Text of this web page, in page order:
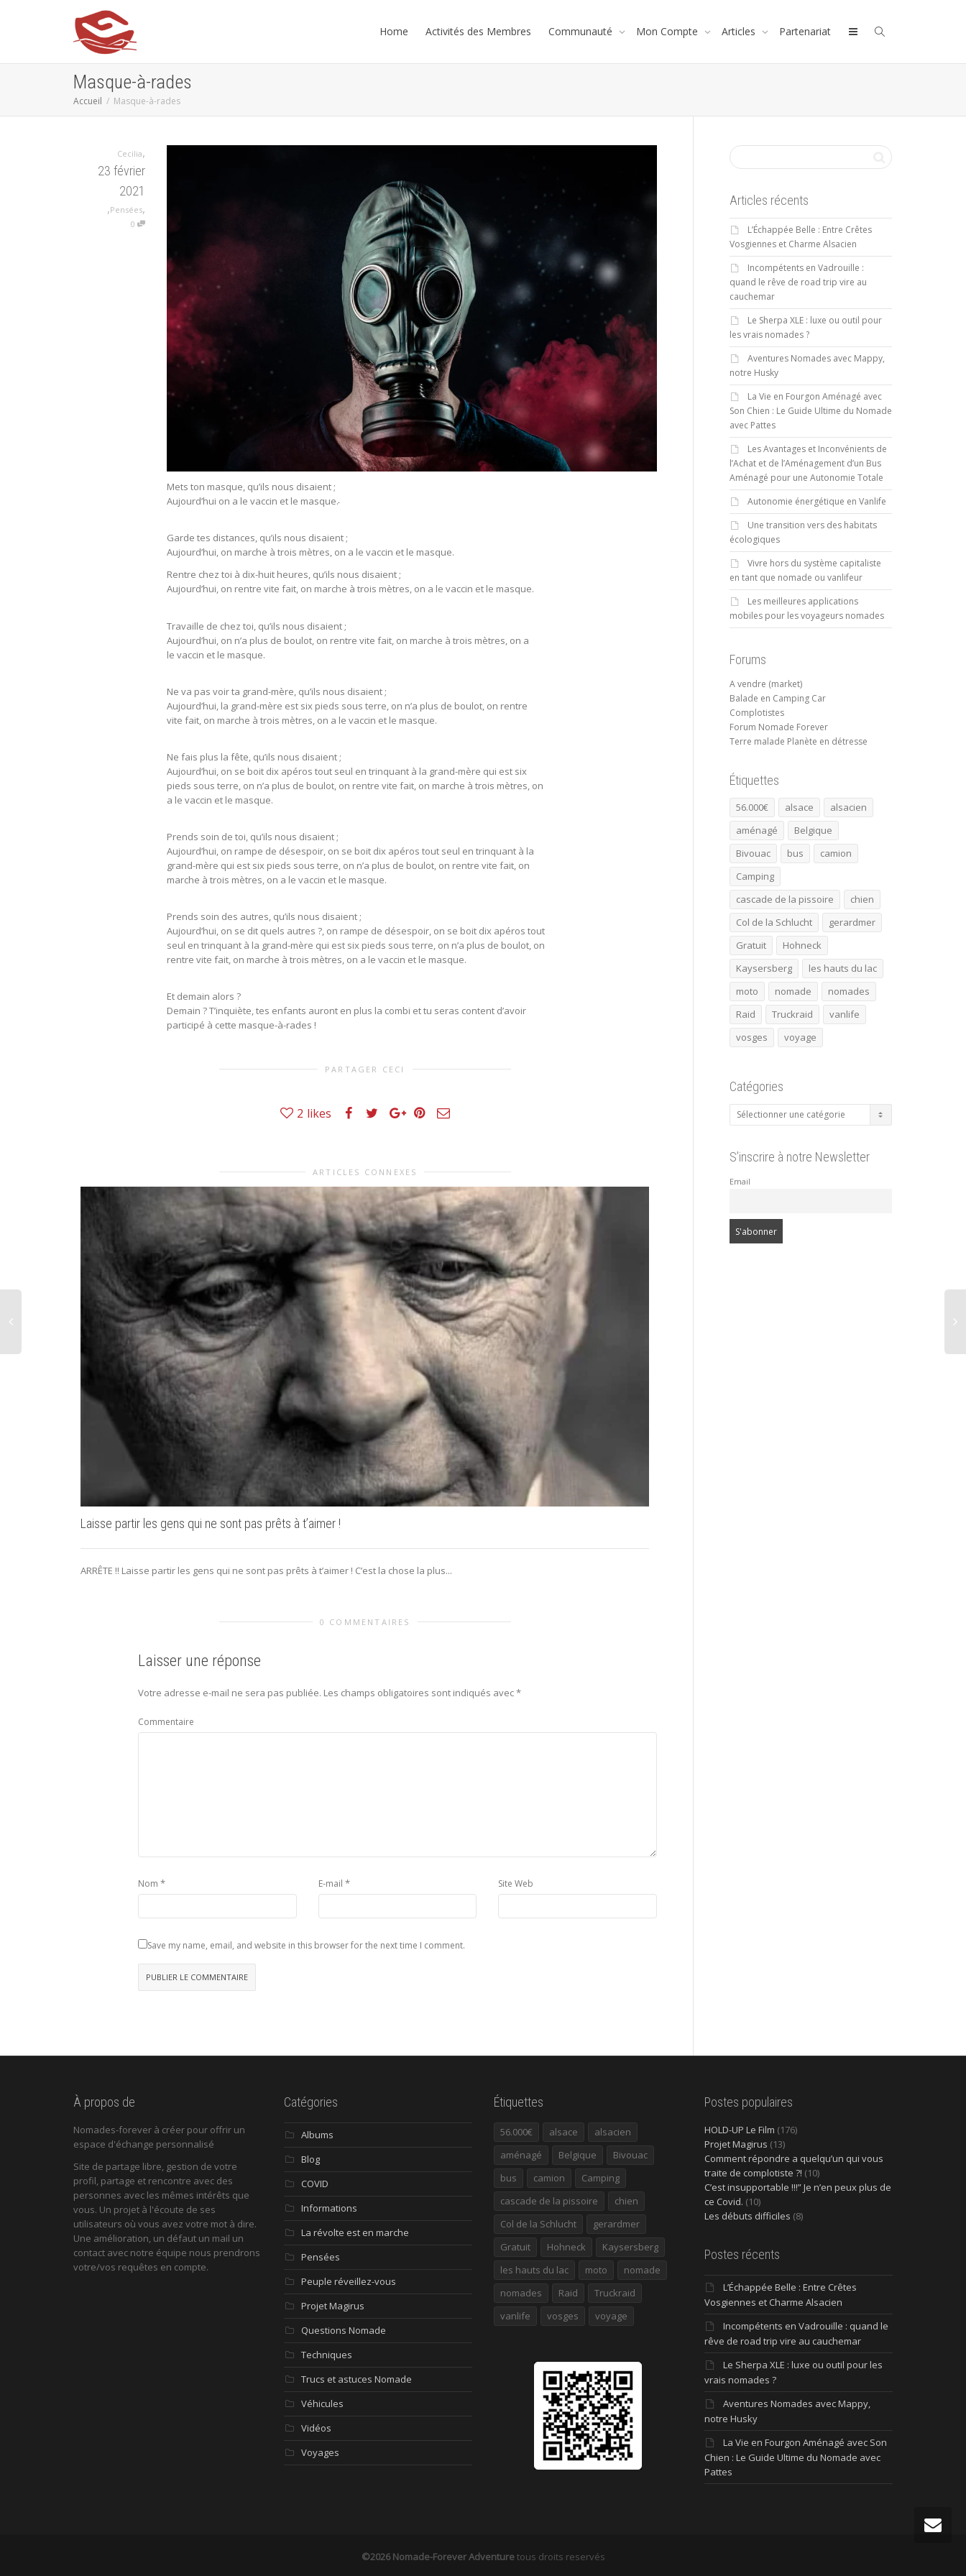
Home Activités des Membres Communauté Mon Compte Articles Partenariat
Masque-à-rades
Accueil Masque-à-rades
Cecilia,
23 février
2021
,Pensées,
0
Mets ton masque, qu’ils nous disaient ;
Aujourd’hui on a le vaccin et le masque.
Garde tes distances, qu’ils nous disaient ;
Aujourd’hui, on marche à trois mètres, on a le vaccin et le masque.
Rentre chez toi à dix-huit heures, qu’ils nous disaient ;
Aujourd’hui, on rentre vite fait, on marche à trois mètres, on a le vaccin et le masque.
Travaille de chez toi, qu’ils nous disaient ;
Aujourd’hui, on n’a plus de boulot, on rentre vite fait, on marche à trois mètres, on a
le vaccin et le masque.
Ne va pas voir ta grand-mère, qu’ils nous disaient ;
Aujourd’hui, la grand-mère est six pieds sous terre, on n’a plus de boulot, on rentre
vite fait, on marche à trois mètres, on a le vaccin et le masque.
Ne fais plus la fête, qu’ils nous disaient ;
Aujourd’hui, on se boit dix apéros tout seul en trinquant à la grand-mère qui est six
pieds sous terre, on n’a plus de boulot, on rentre vite fait, on marche à trois mètres, on
a le vaccin et le masque.
Prends soin de toi, qu’ils nous disaient ;
Aujourd’hui, on rampe de désespoir, on se boit dix apéros tout seul en trinquant à la
grand-mère qui est six pieds sous terre, on n’a plus de boulot, on rentre vite fait, on
marche à trois mètres, on a le vaccin et le masque.
Prends soin des autres, qu’ils nous disaient ;
Aujourd’hui, on se dit quels autres ?, on rampe de désespoir, on se boit dix apéros tout
seul en trinquant à la grand-mère qui est six pieds sous terre, on n’a plus de boulot, on
rentre vite fait, on marche à trois mètres, on a le vaccin et le masque.
Et demain alors ?
Demain ? T’inquiète, tes enfants auront en plus la combi et tu seras content d’avoir
participé à cette masque-à-rades !
PARTAGER CECI
2 likes
ARTICLES CONNEXES
Laisse partir les gens qui ne sont pas prêts à t’aimer !
ARRÊTE !! Laisse partir les gens qui ne sont pas prêts à t’aimer ! C’est la chose la plus...
0 COMMENTAIRES
Laisser une réponse
Votre adresse e-mail ne sera pas publiée. Les champs obligatoires sont indiqués avec*
Commentaire
Nom * E-mail * Site Web
Save my name, email, and website in this browser for the next time I comment.
Articles récents
L’Échappée Belle : Entre Crêtes
Vosgiennes et Charme Alsacien
Incompétents en Vadrouille :
quand le rêve de road trip vire au
cauchemar
Le Sherpa XLE : luxe ou outil pour
les vrais nomades ?
Aventures Nomades avec Mappy,
notre Husky
La Vie en Fourgon Aménagé avec
Son Chien : Le Guide Ultime du Nomade
avec Pattes
Les Avantages et Inconvénients de
l’Achat et de l’Aménagement d’un Bus
Aménagé pour une Autonomie Totale
Autonomie énergétique en Vanlife
Une transition vers des habitats
écologiques
Vivre hors du système capitaliste
en tant que nomade ou vanlifeur
Les meilleures applications
mobiles pour les voyageurs nomades
Forums
A vendre (market)
Balade en Camping Car
Complotistes
Forum Nomade Forever
Terre malade Planète en détresse
Étiquettes
56.000€ alsace
alsacien
aménagé
Belgique
Bivouac
bus
camion
Camping
cascade de la pissoire
chien
Col de la Schlucht
gerardmer
Gratuit
Hohneck
Kaysersberg
les hauts du lac
moto
nomade
nomades
Raid
Truckraid
vanlife
vosges
voyage
Catégories
Catégories
S’inscrire à notre Newsletter
Email
À propos de
Nomades-forever à créer pour offrir un
espace d'échange personnalisé
Site de partage libre, gestion de votre
profil, partage et rencontre avec des
personnes avec les mêmes intérêts que
vous. Un projet à l'écoute de ses
utilisateurs où vous avez votre mot à dire.
Une amélioration, un défaut un mail un
contact avec notre équipe nous prendrons
votre/vos requêtes en compte.
Catégories
Albums
Blog
COVID
Informations
La révolte est en marche
Pensées
Peuple réveillez-vous
Projet Magirus
Questions Nomade
Techniques
Trucs et astuces Nomade
Véhicules
Vidéos
Voyages
Étiquettes
56.000€ alsace
alsacien
aménagé
Belgique
Bivouac
bus
camion
Camping
cascade de la pissoire
chien
Col de la Schlucht
gerardmer
Gratuit
Hohneck
Kaysersberg
les hauts du lac
moto
nomade
nomades
Raid
Truckraid
vanlife
vosges voyage
Postes populaires
HOLD-UP Le Film (176)
Projet Magirus (13)
Comment répondre a quelqu’un qui vous
traite de complotiste ?! (10)
C’est insupportable !!!” Je n’en peux plus de
ce Covid. (10)
Les débuts difficiles (8)
Postes récents
L’Échappée Belle : Entre Crêtes
Vosgiennes et Charme Alsacien
Incompétents en Vadrouille : quand le
rêve de road trip vire au cauchemar
Le Sherpa XLE : luxe ou outil pour les
vrais nomades ?
Aventures Nomades avec Mappy,
notre Husky
La Vie en Fourgon Aménagé avec Son
Chien : Le Guide Ultime du Nomade avec
Pattes
©2026Nomade-Forever Adventuretous droits reservés